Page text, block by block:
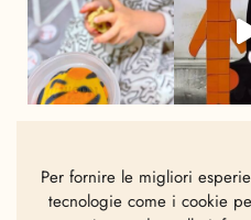
Per fornire le migliori
tecnologie come i cookie